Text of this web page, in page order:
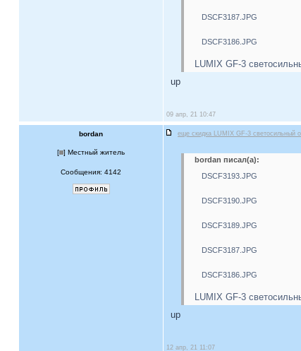
DSCF3187.JPG
DSCF3186.JPG
LUMIX GF-3
up
09 апр, 21 10:47
bordan еще скидка LUMIX GF-3 светосильный
[ ] Местный житель
Сообщения: 4142
bordan писал(а):
DSCF3193.JPG
DSCF3190.JPG
DSCF3189.JPG
DSCF3187.JPG
DSCF3186.JPG
LUMIX GF-3
up
12 апр, 21 11:07